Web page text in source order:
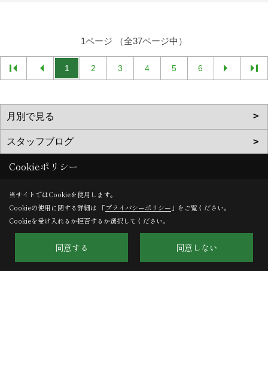
1ページ （全37ページ中）
1 2 3 4 5 6
株式会社HARU建築事務所
〒603-8132
京都府京都市北区小山下内河原町108-2
Cookieポリシー
当サイトではCookieを使用します。
Cookieの使用に関する詳細は 「プライバシーポリシー 」をご覧ください。
Cookieを受け入れるか拒否するか選択してください。
同意する 同意しない